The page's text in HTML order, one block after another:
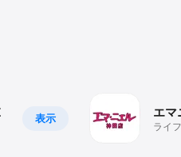
表示 エマ
ライ